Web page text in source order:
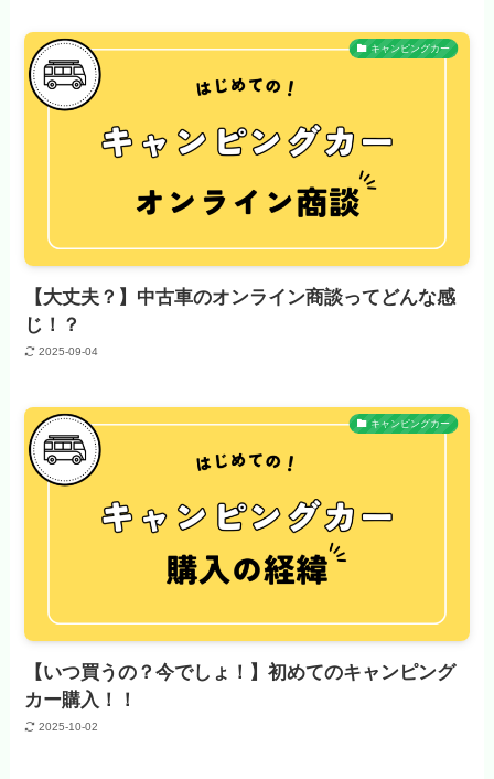
キャンピングカー
【大丈夫？】中古車のオンライン商談ってどんな感
じ！？
2025-09-04
キャンピングカー
【いつ買うの？今でしょ！】初めてのキャンピング
カー購入！！
2025-10-02